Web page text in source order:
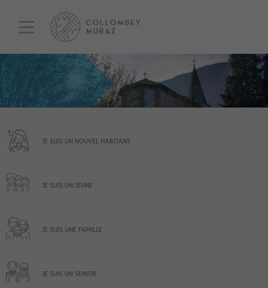
JE SUIS UN NOUVEL HABITANT
JE SUIS UN JEUNE
JE SUIS UNE FAMILLE
JE SUIS UN SENIOR